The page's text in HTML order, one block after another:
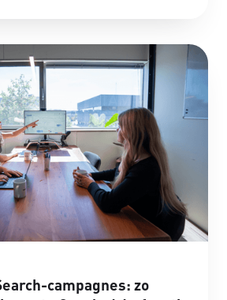
campagnes: zo